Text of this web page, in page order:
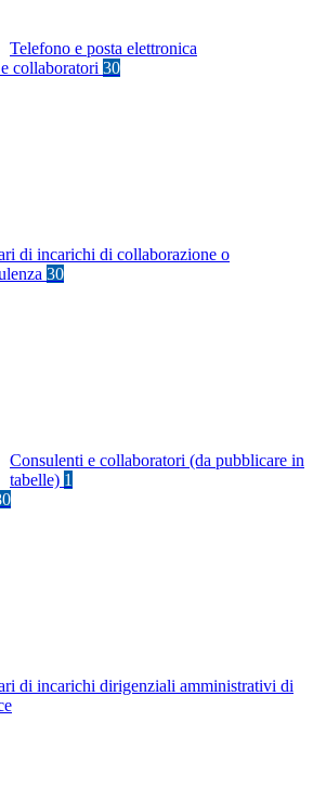
Telefono e posta elettronica
collaboratori 30
di incarichi di collaborazione o
30
Consulenti e collaboratori (da pubblicare in
tabelle) 1
di incarichi dirigenziali amministrativi di